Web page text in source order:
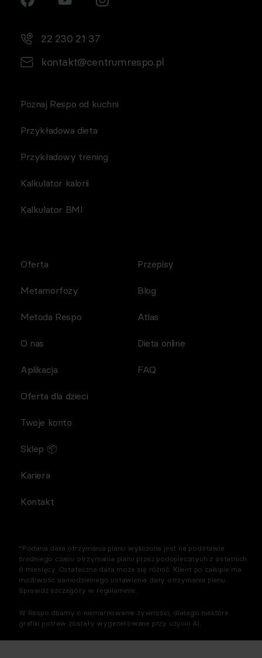
22 230 21 37
kontakt@centrumrespo.pl
Poznaj Respo od kuchni
Przykładowa dieta
Przykładowy trening
Kalkulator kalorii
Kalkulator BMI
Oferta
Metamorfozy
Metoda Respo
O nas
Aplikacja
Przepisy
Blog
Atlas
Dieta online
FAQ
Oferta dla dzieci
Twoje konto
Sklep 📦
Kariera
Kontakt
*Podana data otrzymania planu wyliczona jest na podstawie
średniego czasu otrzymania planu przez podopiecznych z ostatnich
6 miesięcy. Ostateczna data może się różnić. Klient po zakupie ma
możliwość samodzielnego ustawienia daty otrzymania planu.
Sprawdź szczegóły w regulaminie.
W Respo dbamy o niemarnowanie żywności, dlatego niektóre
grafiki potraw zostały wygenerowane przy użyciu AI.